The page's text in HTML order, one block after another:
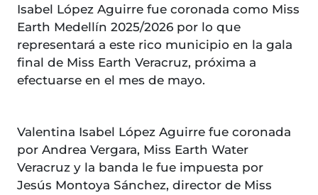
Isabel López Aguirre fue coronada como Miss
Earth Medellín 2025/2026 por lo que
representará a este rico municipio en la gala
final de Miss Earth Veracruz, próxima a
efectuarse en el mes de mayo.
Valentina Isabel López Aguirre fue coronada
por Andrea Vergara, Miss Earth Water
Veracruz y la banda le fue impuesta por
Jesús Montoya Sánchez, director de Miss